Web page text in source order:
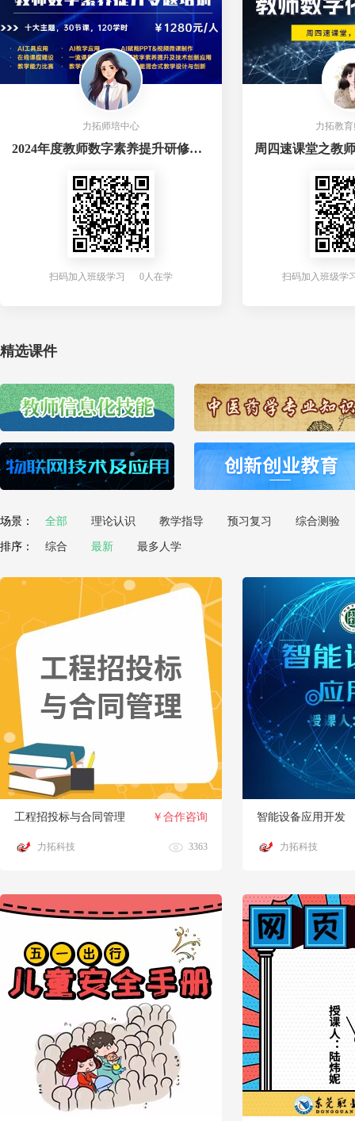
力拓师培中心
2024年度教师数字素养提升研修班系列课程
扫码加入班级学习 0人在学
力拓教
扫码加入班级
精选课件
场景： 全部 理论认识 教学指导 预习复习 综合测验
排序： 综合 最新 最多人学
工程招投标与合同管理 ￥合作咨询
力拓科技 3363
智能设备应用开发
力拓科技